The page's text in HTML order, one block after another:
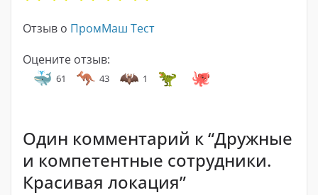
Отзыв о ПромМаш Тест
Оцените отзыв:
61 43 1
Один комментарий к “Дружные
и компетентные сотрудники.
Красивая локация”